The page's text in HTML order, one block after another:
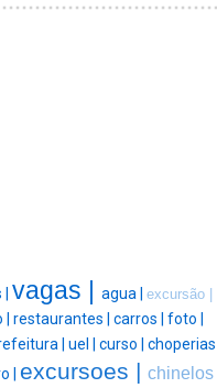
| vagas | agua | excursão |
| restaurantes | carros | foto |
| uel | curso | choperias
| excursoes | chinelos